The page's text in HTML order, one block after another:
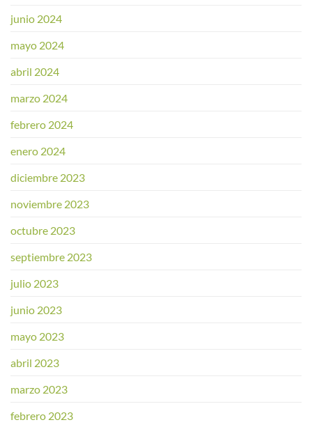
junio 2024
mayo 2024
abril 2024
marzo 2024
febrero 2024
enero 2024
diciembre 2023
noviembre 2023
octubre 2023
septiembre 2023
julio 2023
junio 2023
mayo 2023
abril 2023
marzo 2023
febrero 2023